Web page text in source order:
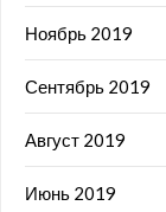
Ноябрь 2019
Сентябрь 2019
Август 2019
Июнь 2019